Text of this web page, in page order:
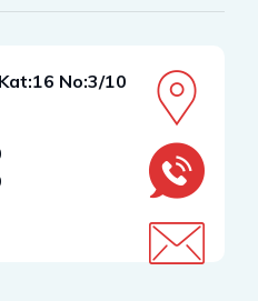
No:3/10